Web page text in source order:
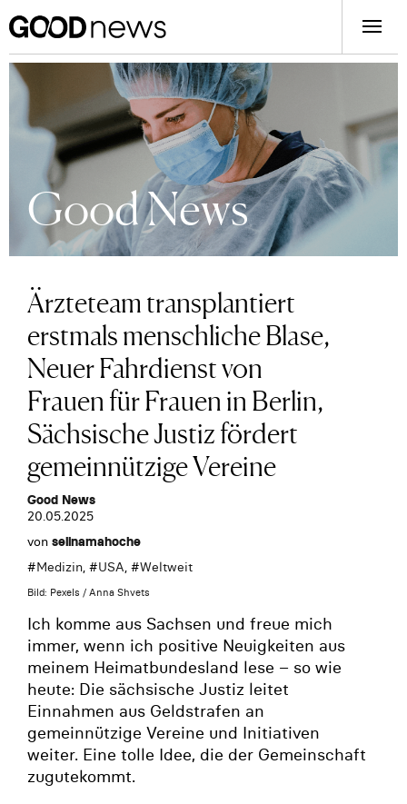
Good News
Ärzteteam transplantiert
erstmals menschliche Blase,
Neuer Fahrdienst von
Frauen für Frauen in Berlin,
Sächsische Justiz fördert
gemeinnützige Vereine
Good News
20.05.2025
von selinamahoche
#Medizin, #USA, #Weltweit
Bild: Pexels / Anna Shvets
Ich komme aus Sachsen und freue mich
immer, wenn ich positive Neuigkeiten aus
meinem Heimatbundesland lese – so wie
heute: Die sächsische Justiz leitet
Einnahmen aus Geldstrafen an
gemeinnützige Vereine und Initiativen
weiter. Eine tolle Idee, die der Gemeinschaft
zugutekommt.